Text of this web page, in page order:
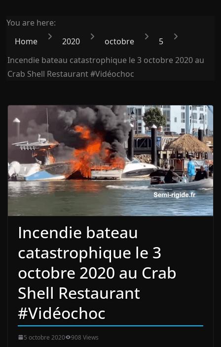
You are here:
Home
2020 octobre
5
Incendie bateau catastrophique le 3 octobre 2020 au
Crab Shell Restaurant #Vidéochoc
Incendie bateau
catastrophique le 3
octobre 2020 au Crab
Shell Restaurant
#Vidéochoc
5 octobre 2020 908 Views